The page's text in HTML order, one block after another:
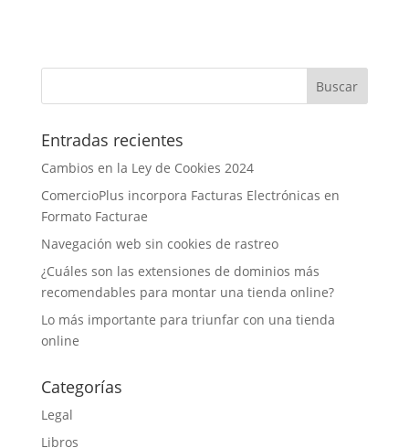
Entradas recientes
Cambios en la Ley de Cookies 2024
ComercioPlus incorpora Facturas Electrónicas en
Formato Facturae
Navegación web sin cookies de rastreo
¿Cuáles son las extensiones de dominios más
recomendables para montar una tienda online?
Lo más importante para triunfar con una tienda
online
Categorías
Legal
Libros